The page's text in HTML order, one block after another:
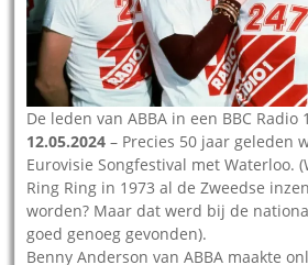
De leden van ABBA in een BBC
12.05.2024 – Precies 50 jaar geleden
Eurovisie Songfestival met Waterloo.
Ring Ring in 1973 al de Zweedse
worden? Maar dat werd bij de
goed genoeg gevonden).
Benny Anderson van ABBA maakte